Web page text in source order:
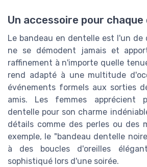
Un accessoire pour chaque
Le bandeau en dentelle est l'un de
ne se démodent jamais et
raffinement à n'importe quelle
rend adapté à une multitude
événements formels aux sorties
amis. Les femmes apprécient
dentelle pour son charme
détails comme des perles ou des
exemple, le "bandeau dentelle
à des boucles d'oreilles
sophistiqué lors d'une soirée.